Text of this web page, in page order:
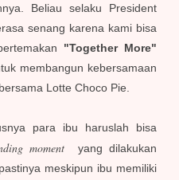
Beliau selaku President
senang karena kami bisa
"Together More"
membangun kebersamaan
Lotte Choco Pie.
para ibu haruslah bisa
moment
yang dilakukan
meskipun ibu memiliki